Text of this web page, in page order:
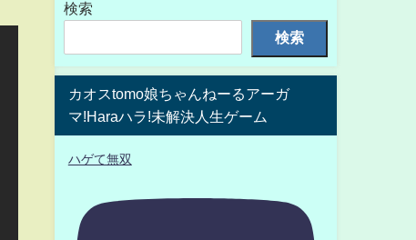
検索
検索
カオスtomo娘ちゃんねーるアーガ
マ!Haraハラ!未解決人生ゲーム
ハゲて無双